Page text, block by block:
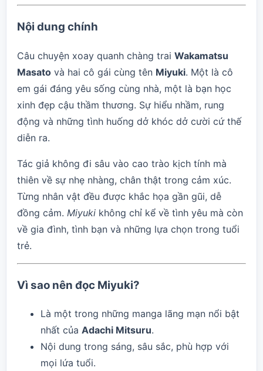
Nội dung chính
Câu chuyện xoay quanh chàng trai Wakamatsu
Masato và hai cô gái cùng tên Miyuki. Một là cô
em gái đáng yêu sống cùng nhà, một là bạn học
xinh đẹp cậu thầm thương. Sự hiểu nhầm, rung
động và những tình huống dở khóc dở cười cứ thế
diễn ra.
Tác giả không đi sâu vào cao trào kịch tính mà
thiên về sự nhẹ nhàng, chân thật trong cảm xúc.
Từng nhân vật đều được khắc họa gần gũi, dễ
đồng cảm. Miyuki không chỉ kể về tình yêu mà còn
về gia đình, tình bạn và những lựa chọn trong tuổi
trẻ.
Vì sao nên đọc Miyuki?
Là một trong những manga lãng mạn nổi bật
nhất của Adachi Mitsuru.
Nội dung trong sáng, sâu sắc, phù hợp với
mọi lứa tuổi.